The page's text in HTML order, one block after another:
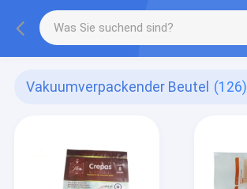
Vakuumverpackender Beutel (126)